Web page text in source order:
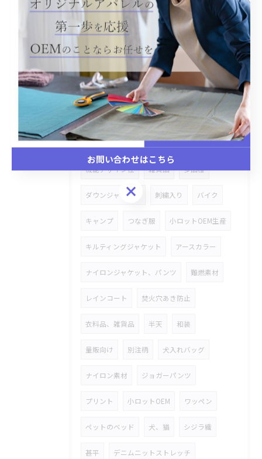
Gジャン 市場商品カスタマイズ
切り替えシャツ、セーター あり生地
切り替えワンピース ペットのパーカー
御主人お揃い ナイロンジャケット
犬ファーコート 小ロットでオリジナル
生地は日本から送る ナイロン上下SETUP
機能デザイン性 雑貨品 多品種
ダウンジャケット 刺繍入り バイク
キャンプ つなぎ服 小ロットOEM生産
キルティングジャケット アースカラー
ナイロンジャケット、パンツ 難燃素材
レインコート 焚火穴あき防止
衣料品、雑貨品 半天 和装
量販向け 別注柄 犬入れバッグ
ナイロン素材 ジョガーパンツ
プリント 小ロットOEM ワッペン
ペットのベッド 犬、猫 シジラ織
甚平 デニムニットストレッチ
お問い合わせはこちら
お問い合わせはこちら